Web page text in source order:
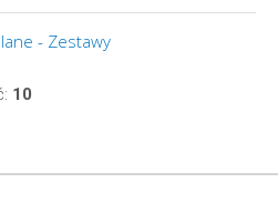
- Zestawy
10